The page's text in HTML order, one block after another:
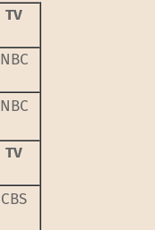
TV
NBC
NBC
TV
CBS